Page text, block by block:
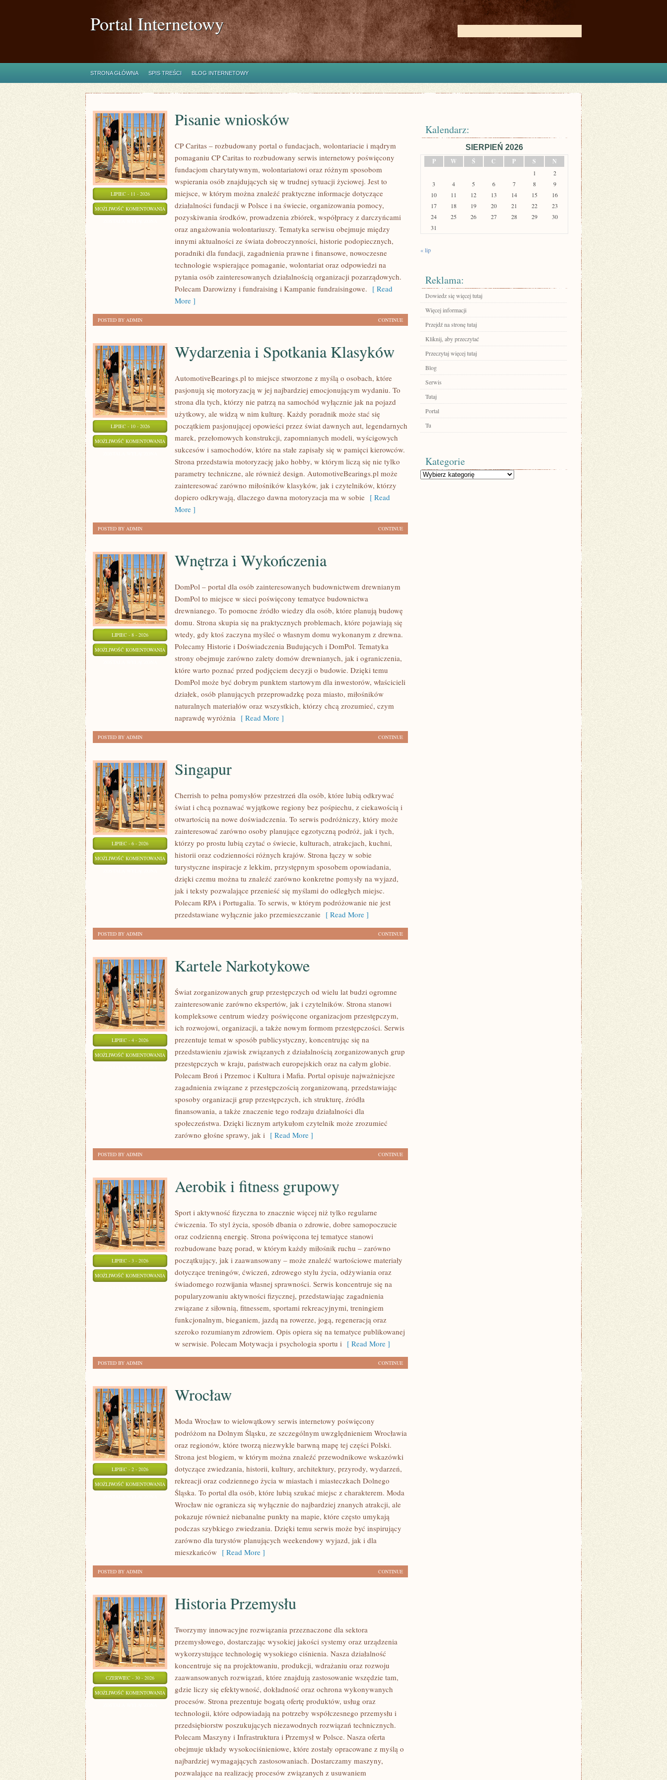
Portal Internetowy
STRONA GŁÓWNA SPIS TREŚCI BLOG INTERNETOWY
LIPIEC - 11 - 2026
MOŻLIWOŚĆ KOMENTOWANIA PISANIE
WNIOSKÓW
Pisanie wniosków
CP Caritas – rozbudowany portal o fundacjach, wolontariacie i mądrym
pomaganiu CP Caritas to rozbudowany serwis internetowy poświęcony
fundacjom charytatywnym, wolontariatowi oraz różnym sposobom
wspierania osób znajdujących się w trudnej sytuacji życiowej. Jest to
miejsce, w którym można znaleźć praktyczne informacje dotyczące
działalności fundacji w Polsce i na świecie, organizowania pomocy,
pozyskiwania środków, prowadzenia zbiórek, współpracy z darczyńcami
oraz angażowania wolontariuszy. Tematyka serwisu obejmuje między
innymi aktualności ze świata dobroczynności, historie podopiecznych,
poradniki dla fundacji, zagadnienia prawne i finansowe, nowoczesne
technologie wspierające pomaganie, wolontariat oraz odpowiedzi na
pytania osób zainteresowanych działalnością organizacji pozarządowych.
Polecam Darowizny i fundraising i Kampanie fundraisingowe. [ Read
More ]
CONTINUE
POSTED BY ADMIN
LIPIEC - 10 - 2026
MOŻLIWOŚĆ KOMENTOWANIA WYDARZENIA
SPOTKANIA
KLASYKÓW
Wydarzenia i Spotkania Klasyków
AutomotiveBearings.pl to miejsce stworzone z myślą o osobach, które
pasjonują się motoryzacją w jej najbardziej emocjonującym wydaniu. To
strona dla tych, którzy nie patrzą na samochód wyłącznie jak na pojazd
użytkowy, ale widzą w nim kulturę. Każdy poradnik może stać się
początkiem pasjonującej opowieści przez świat dawnych aut, legendarnych
marek, przełomowych konstrukcji, zapomnianych modeli, wyścigowych
sukcesów i samochodów, które na stałe zapisały się w pamięci kierowców.
Strona przedstawia motoryzację jako hobby, w którym liczą się nie tylko
parametry techniczne, ale również design. AutomotiveBearings.pl może
zainteresować zarówno miłośników klasyków, jak i czytelników, którzy
dopiero odkrywają, dlaczego dawna motoryzacja ma w sobie [ Read
More ]
CONTINUE
POSTED BY ADMIN
LIPIEC - 8 - 2026
MOŻLIWOŚĆ KOMENTOWANIA WNĘTRZA
WYKOŃCZENIA
Wnętrza i Wykończenia
DomPol – portal dla osób zainteresowanych budownictwem drewnianym
DomPol to miejsce w sieci poświęcony tematyce budownictwa
drewnianego. To pomocne źródło wiedzy dla osób, które planują budowę
domu. Strona skupia się na praktycznych problemach, które pojawiają się
wtedy, gdy ktoś zaczyna myśleć o własnym domu wykonanym z drewna.
Polecamy Historie i Doświadczenia Budujących i DomPol. Tematyka
strony obejmuje zarówno zalety domów drewnianych, jak i ograniczenia,
które warto poznać przed podjęciem decyzji o budowie. Dzięki temu
DomPol może być dobrym punktem startowym dla inwestorów, właścicieli
działek, osób planujących przeprowadzkę poza miasto, miłośników
naturalnych materiałów oraz wszystkich, którzy chcą zrozumieć, czym
naprawdę wyróżnia [ Read More ]
CONTINUE
POSTED BY ADMIN
LIPIEC - 6 - 2026
MOŻLIWOŚĆ KOMENTOWANIA SINGAPUR
Singapur
Cherrish to pełna pomysłów przestrzeń dla osób, które lubią odkrywać
świat i chcą poznawać wyjątkowe regiony bez pośpiechu, z ciekawością i
otwartością na nowe doświadczenia. To serwis podróżniczy, który może
zainteresować zarówno osoby planujące egzotyczną podróż, jak i tych,
którzy po prostu lubią czytać o świecie, kulturach, atrakcjach, kuchni,
historii oraz codzienności różnych krajów. Strona łączy w sobie
turystyczne inspiracje z lekkim, przystępnym sposobem opowiadania,
dzięki czemu można tu znaleźć zarówno konkretne pomysły na wyjazd,
jak i teksty pozwalające przenieść się myślami do odległych miejsc.
Polecam RPA i Portugalia. To serwis, w którym podróżowanie nie jest
przedstawiane wyłącznie jako przemieszczanie [ Read More ]
CONTINUE
POSTED BY ADMIN
LIPIEC - 4 - 2026
MOŻLIWOŚĆ KOMENTOWANIA KARTELE
NARKOTYKOWE
Kartele Narkotykowe
Świat zorganizowanych grup przestępczych od wielu lat budzi ogromne
zainteresowanie zarówno ekspertów, jak i czytelników. Strona stanowi
kompleksowe centrum wiedzy poświęcone organizacjom przestępczym,
ich rozwojowi, organizacji, a także nowym formom przestępczości. Serwis
prezentuje temat w sposób publicystyczny, koncentrując się na
przedstawieniu zjawisk związanych z działalnością zorganizowanych grup
przestępczych w kraju, państwach europejskich oraz na całym globie.
Polecam Broń i Przemoc i Kultura i Mafia. Portal opisuje najważniejsze
zagadnienia związane z przestępczością zorganizowaną, przedstawiając
sposoby organizacji grup przestępczych, ich strukturę, źródła
finansowania, a także znaczenie tego rodzaju działalności dla
społeczeństwa. Dzięki licznym artykułom czytelnik może zrozumieć
zarówno głośne sprawy, jak i [ Read More ]
CONTINUE
POSTED BY ADMIN
LIPIEC - 3 - 2026
MOŻLIWOŚĆ KOMENTOWANIA AEROBIK
FITNESS
GRUPOWY
Aerobik i fitness grupowy
Sport i aktywność fizyczna to znacznie więcej niż tylko regularne
ćwiczenia. To styl życia, sposób dbania o zdrowie, dobre samopoczucie
oraz codzienną energię. Strona poświęcona tej tematyce stanowi
rozbudowane bazę porad, w którym każdy miłośnik ruchu – zarówno
początkujący, jak i zaawansowany – może znaleźć wartościowe materiały
dotyczące treningów, ćwiczeń, zdrowego stylu życia, odżywiania oraz
świadomego rozwijania własnej sprawności. Serwis koncentruje się na
popularyzowaniu aktywności fizycznej, przedstawiając zagadnienia
związane z siłownią, fitnessem, sportami rekreacyjnymi, treningiem
funkcjonalnym, bieganiem, jazdą na rowerze, jogą, regeneracją oraz
szeroko rozumianym zdrowiem. Opis opiera się na tematyce publikowanej
w serwisie. Polecam Motywacja i psychologia sportu i [ Read More ]
CONTINUE
POSTED BY ADMIN
LIPIEC - 2 - 2026
MOŻLIWOŚĆ KOMENTOWANIA WROCŁAW
Wrocław
Moda Wrocław to wielowątkowy serwis internetowy poświęcony
podróżom na Dolnym Śląsku, ze szczególnym uwzględnieniem Wrocławia
oraz regionów, które tworzą niezwykle barwną mapę tej części Polski.
Strona jest blogiem, w którym można znaleźć przewodnikowe wskazówki
dotyczące zwiedzania, historii, kultury, architektury, przyrody, wydarzeń,
rekreacji oraz codziennego życia w miastach i miasteczkach Dolnego
Śląska. To portal dla osób, które lubią szukać miejsc z charakterem. Moda
Wrocław nie ogranicza się wyłącznie do najbardziej znanych atrakcji, ale
pokazuje również niebanalne punkty na mapie, które często umykają
podczas szybkiego zwiedzania. Dzięki temu serwis może być inspirujący
zarówno dla turystów planujących weekendowy wyjazd, jak i dla
mieszkańców [ Read More ]
CONTINUE
POSTED BY ADMIN
CZERWIEC - 30 - 2026
MOŻLIWOŚĆ KOMENTOWANIA HISTORIA
PRZEMYSŁU
Historia Przemysłu
Tworzymy innowacyjne rozwiązania przeznaczone dla sektora
przemysłowego, dostarczając wysokiej jakości systemy oraz urządzenia
wykorzystujące technologię wysokiego ciśnienia. Nasza działalność
koncentruje się na projektowaniu, produkcji, wdrażaniu oraz rozwoju
zaawansowanych rozwiązań, które znajdują zastosowanie wszędzie tam,
gdzie liczy się efektywność, dokładność oraz ochrona wykonywanych
procesów. Strona prezentuje bogatą ofertę produktów, usług oraz
technologii, które odpowiadają na potrzeby współczesnego przemysłu i
przedsiębiorstw poszukujących niezawodnych rozwiązań technicznych.
Polecam Maszyny i Infrastruktura i Przemysł w Polsce. Nasza oferta
obejmuje układy wysokociśnieniowe, które zostały opracowane z myślą o
najbardziej wymagających zastosowaniach. Dostarczamy maszyny,
pozwalające na realizację procesów związanych z usuwaniem
Kalendarz:
SIERPIEŃ 2026
P
W Ś C P S N
1
2
3
4 5 6 7 8
9
10
11 12 13 14 15
16
17
18 19 20 21 22
23
24
25 26 27 28 29
30
31
« lip
Reklama:
Dowiedz się więcej tutaj
Więcej informacji
Przejdź na stronę tutaj
Kliknij, aby przeczytać
Przeczytaj więcej tutaj
Blog
Serwis
Tutaj
Portal
Tu
Kategorie
Kategorie